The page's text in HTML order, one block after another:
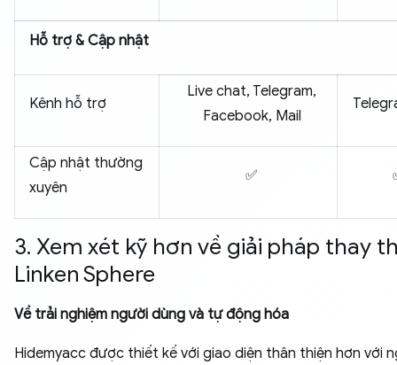
Hỗ trợ & Cập nhật
Kênh hỗ trợ
Live chat, Telegram,
Facebook, Mail
Cập nhật thường
xuyên
✅
3. Xem xét kỹ hơn về giải pháp thay
Linken Sphere
Về trải nghiệm người dùng và tự động hóa
Hidemyacc được thiết kế với giao diện thân thiện hơn với